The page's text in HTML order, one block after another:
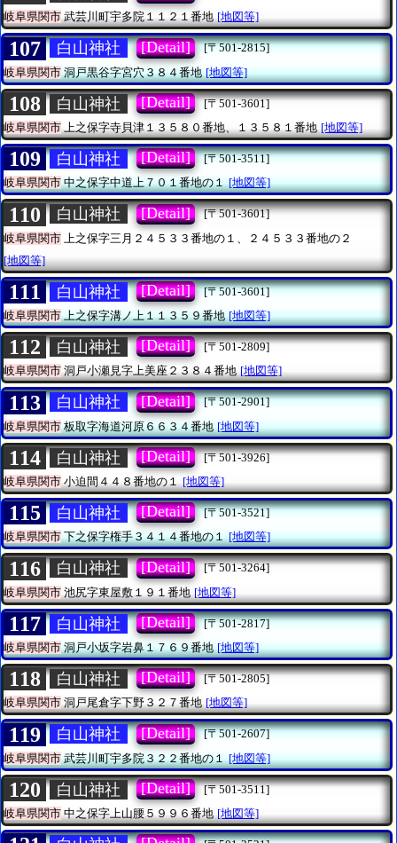
岐阜県関市武芸川町宇多院１１２１番地 [地図等]
107 白山神社 [Detail]
[〒501-2815]
岐阜県関市洞戸黒谷字宮穴３８４番地 [地図等]
108 白山神社 [Detail]
[〒501-3601]
岐阜県関市上之保字寺貝津１３５８０番地、１３５８１番地 [地図等]
109 白山神社 [Detail]
[〒501-3511]
岐阜県関市中之保字中道上７０１番地の１ [地図等]
110 白山神社 [Detail]
[〒501-3601]
岐阜県関市 上之保字三月２４５３３番地の１、２４５３３番地の２
[地図等]
111 白山神社 [Detail]
[〒501-3601]
岐阜県関市上之保字溝ノ上１１３５９番地 [地図等]
112 白山神社 [Detail]
[〒501-2809]
岐阜県関市洞戸小瀬見字上美座２３８４番地 [地図等]
113 白山神社 [Detail]
[〒501-2901]
岐阜県関市板取字海道河原６６３４番地 [地図等]
114 白山神社 [Detail]
[〒501-3926]
岐阜県関市小迫間４４８番地の１ [地図等]
115 白山神社 [Detail]
[〒501-3521]
岐阜県関市下之保字権手３４１４番地の１ [地図等]
116 白山神社 [Detail]
[〒501-3264]
岐阜県関市 池尻字東屋敷１９１番地 [地図等]
117 白山神社 [Detail]
[〒501-2817]
岐阜県関市洞戸小坂字岩鼻１７６９番地 [地図等]
118 白山神社 [Detail]
[〒501-2805]
岐阜県関市洞戸尾倉字下野３２７番地 [地図等]
119 白山神社 [Detail]
[〒501-2607]
岐阜県関市武芸川町宇多院３２２番地の１ [地図等]
120 白山神社 [Detail]
[〒501-3511]
岐阜県関市中之保字上山腰５９９６番地 [地図等]